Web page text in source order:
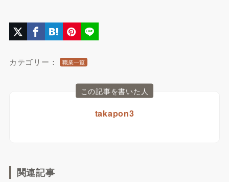
カテゴリー： 職業一覧
この記事を書いた人
takapon3
関連記事